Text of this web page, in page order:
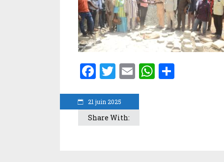
21 juin 2025
Facebook
Twitter
EmailWhatsApp
Share With: